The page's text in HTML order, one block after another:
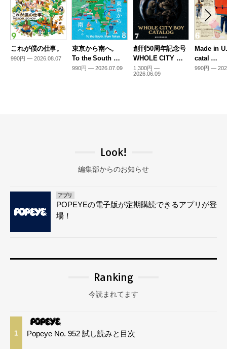
これが僕の仕事。
990円 — 2026.08.07
東京から南へ。
To the South …
990円 — 2026.07.09
創刊50周年記念号
WHOLE CITY …
1,300円 —
2026.06.09
Made in
catal …
990円 —
Look!
編集部からのお知らせ
アプリ
POPEYEの電子版が定期購読できるアプリが登
場！
Ranking
今読まれてます
1 Popeye No. 952 試し読みと目次